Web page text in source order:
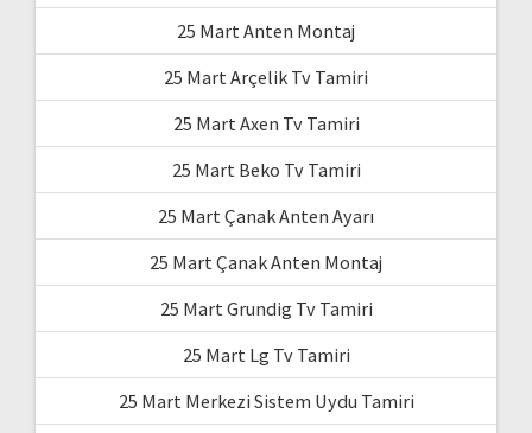
25 Mart Anten Montaj
25 Mart Arçelik Tv Tamiri
25 Mart Axen Tv Tamiri
25 Mart Beko Tv Tamiri
25 Mart Çanak Anten Ayarı
25 Mart Çanak Anten Montaj
25 Mart Grundig Tv Tamiri
25 Mart Lg Tv Tamiri
25 Mart Merkezi Sistem Uydu Tamiri